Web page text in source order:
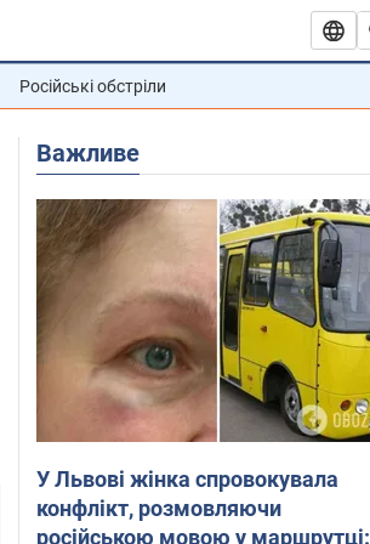
Російські обстріли
Важливе
У Львові жінка спровокувала
конфлікт, розмовляючи
російською мовою у маршрутці: